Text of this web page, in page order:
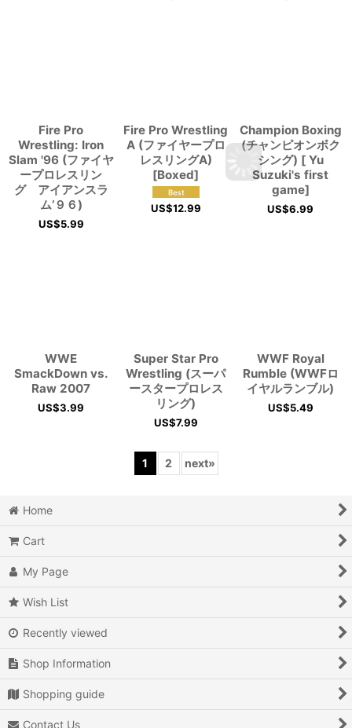
Fire Pro
Wrestling: Iron
Slam '96 (ファイヤ
ープロレスリン
グ アイアンスラ
ム’９６)
US$5.99
Fire Pro Wrestling
A (ファイヤープロ
レスリングA)
[Boxed]
US$12.99
Champion Boxing
(チャンピオンボク
シング) [ Yu
Suzuki's first
game]
US$6.99
WWE
SmackDown vs.
Raw 2007
US$3.99
Super Star Pro
Wrestling (スーパ
ースタープロレス
リング)
US$7.99
WWF Royal
Rumble (WWFロ
イヤルランブル)
US$5.49
1 2 next»
Home
Cart
My Page
Wish List
Recently viewed
Shop Information
Shopping guide
Contact Us